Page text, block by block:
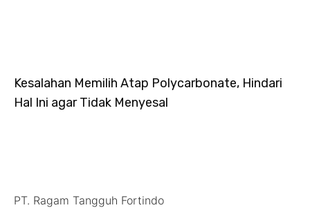
Kesalahan Memilih Atap Polycarbonate, Hindari
Hal Ini agar Tidak Menyesal
PT. Ragam Tangguh Fortindo